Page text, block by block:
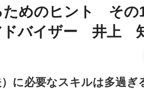
ためのヒント そ
ドバイザー 井上
に必要なスキルは多過ぎ